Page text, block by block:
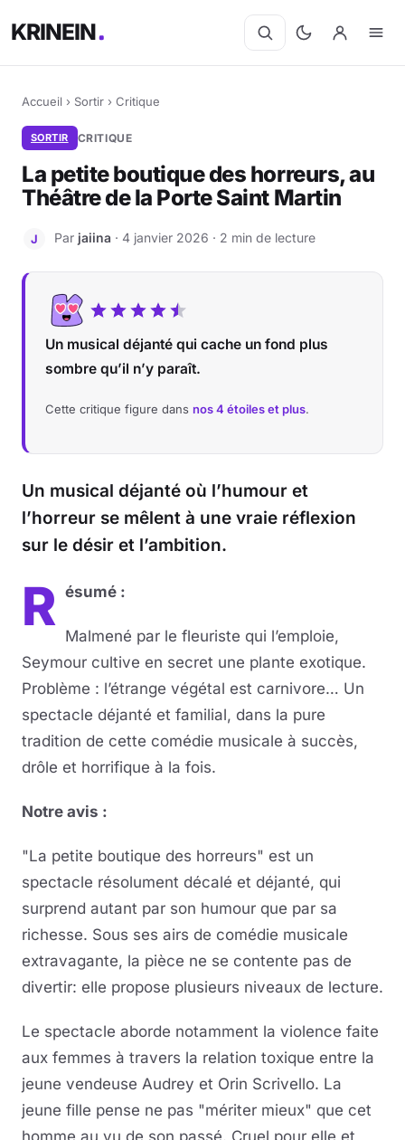
KRINEIN
Accueil › Sortir › Critique
SORTIR CRITIQUE
La petite boutique des horreurs, au
Théâtre de la Porte Saint Martin
J Par jaiina · 4 janvier 2026 · 2 min de lecture
Un musical déjanté qui cache un fond plus
sombre qu’il n’y paraît.
Cette critique figure dans nos 4 étoiles et plus.
Un musical déjanté où l’humour et
l’horreur se mêlent à une vraie réflexion
sur le désir et l’ambition.
R ésumé :
Malmené par le fleuriste qui l’emploie,
Seymour cultive en secret une plante exotique.
Problème : l’étrange végétal est carnivore… Un
spectacle déjanté et familial, dans la pure
tradition de cette comédie musicale à succès,
drôle et horrifique à la fois.
Notre avis :
"La petite boutique des horreurs" est un
spectacle résolument décalé et déjanté, qui
surprend autant par son humour que par sa
richesse. Sous ses airs de comédie musicale
extravagante, la pièce ne se contente pas de
divertir: elle propose plusieurs niveaux de lecture.
Le spectacle aborde notamment la violence faite
aux femmes à travers la relation toxique entre la
jeune vendeuse Audrey et Orin Scrivello. La
jeune fille pense ne pas "mériter mieux" que cet
homme au vu de son passé. Cruel pour elle et